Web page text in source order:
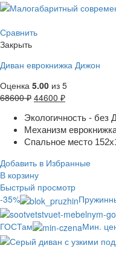
Сравнить
Закрыть
Диван еврокнижка Дижон
Оценка 5.00 из 5
68600₽ 44600 ₽
Экологичность - без
Механизм
Спальное место
Добавить в Избранные
В корзину
Быстрый просмотр
-35%
ГОСТам
Мин.